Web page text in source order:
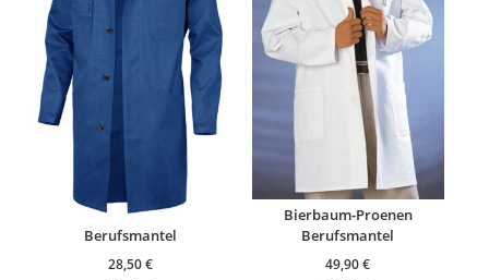
Berufsmantel
28,50€
Bierbaum-Proenen
Berufsmantel
49,90€